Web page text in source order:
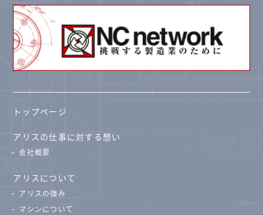
トップページ
アリスの仕事に対する想い
会社概要
アリスについて
アリスの強み
マシンについて